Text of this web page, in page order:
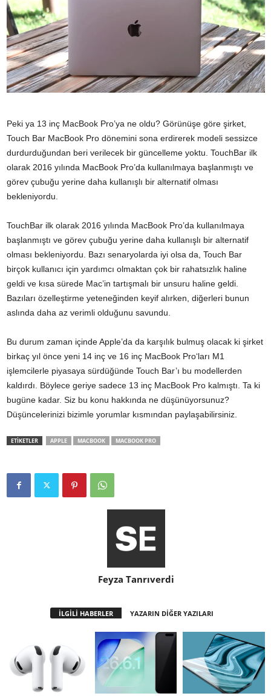
Peki ya 13 inç MacBook Pro’ya ne oldu? Görünüşe göre şirket,
Touch Bar MacBook Pro dönemini sona erdirerek modeli sessizce
durdurduğundan beri verilecek bir güncelleme yoktu. TouchBar ilk
olarak 2016 yılında MacBook Pro’da kullanılmaya başlanmıştı ve
görev çubuğu yerine daha kullanışlı bir alternatif olması
bekleniyordu.
TouchBar ilk olarak 2016 yılında MacBook Pro’da kullanılmaya
başlanmıştı ve görev çubuğu yerine daha kullanışlı bir alternatif
olması bekleniyordu. Bazı senaryolarda iyi olsa da, Touch Bar
birçok kullanıcı için yardımcı olmaktan çok bir rahatsızlık haline
geldi ve kısa sürede Mac’in tartışmalı bir unsuru haline geldi.
Bazıları özelleştirme yeteneğinden keyif alırken, diğerleri bunun
aslında daha az verimli olduğunu savundu.
Bu durum zaman içinde Apple’da da karşılık bulmuş olacak ki şirket
birkaç yıl önce yeni 14 inç ve 16 inç MacBook Pro‘ları M1
işlemcilerle piyasaya sürdüğünde Touch Bar’ı bu modellerden
kaldırdı. Böylece geriye sadece 13 inç MacBook Pro kalmıştı. Ta ki
bugüne kadar. Siz bu konu hakkında ne düşünüyorsunuz?
Düşüncelerinizi bizimle yorumlar kısmından paylaşabilirsiniz.
ETİKETLER APPLE MACBOOK MACBOOK PRO
Feyza Tanrıverdi
İLGİLİ HABERLER YAZARIN DİĞER YAZILARI